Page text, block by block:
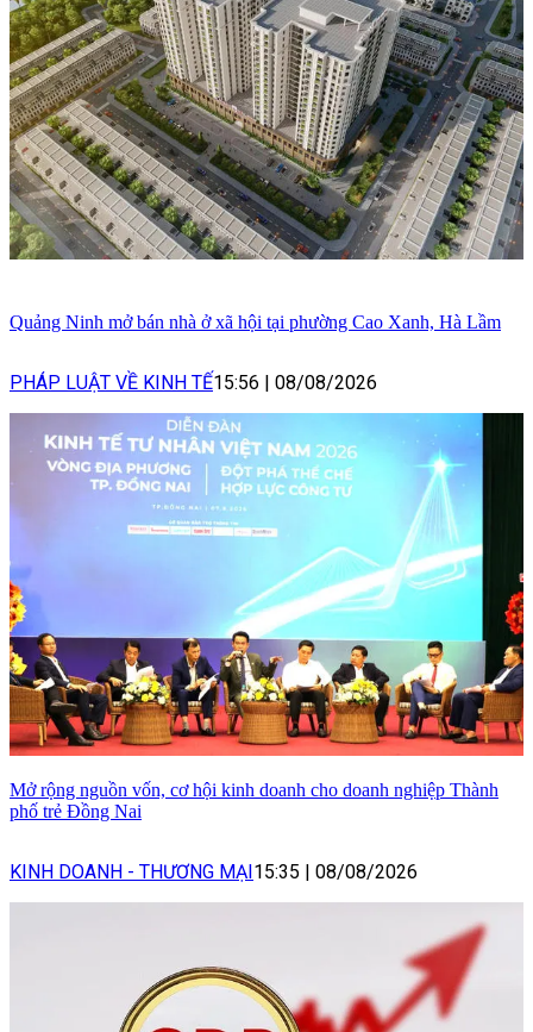
Quảng Ninh mở bán nhà ở xã hội tại phường Cao Xanh, Hà Lầm
PHÁP LUẬT VỀ KINH TẾ15:56 08/08/2026
Mở rộng nguồn vốn, cơ hội kinh doanh cho doanh nghiệp Thành
phố trẻ Đồng Nai
KINH DOANH - THƯƠNG MẠI 15:35 08/08/2026